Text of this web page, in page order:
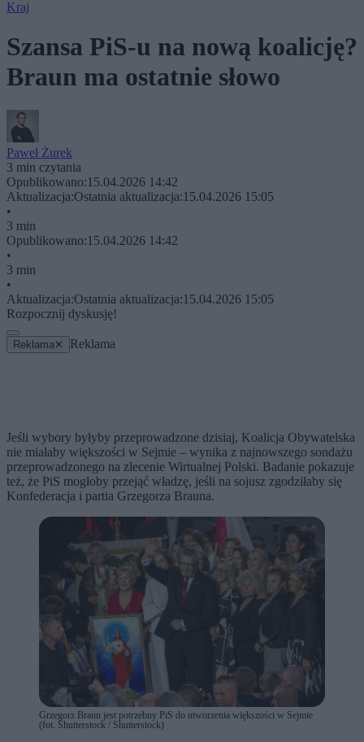
Kraj
Szansa PiS-u na nową koalicję?
Braun ma ostatnie słowo
Paweł Żurek
3 min czytania
Opublikowano:15.04.2026 14:42
Aktualizacja:Ostatnia aktualizacja:15.04.2026 15:05
•
3 min
Opublikowano:15.04.2026 14:42
•
3 min
•
Aktualizacja:Ostatnia aktualizacja:15.04.2026 15:05
Rozpocznij dyskusję!
Reklama ✕ Reklama
Jeśli wybory byłyby przeprowadzone dzisiaj, Koalicja Obywatelska
nie miałaby większości w Sejmie – wynika z najnowszego sondażu
przeprowadzonego na zlecenie Wirtualnej Polski. Badanie pokazuje
też, że PiS mogłoby przejąć władzę, jeśli na sojusz zgodziłaby się
Konfederacja i partia Grzegorza Brauna.
Grzegorz Braun jest potrzebny PiS do utworzenia większości w Sejmie
(fot. Shutterstock / Shutterstock)